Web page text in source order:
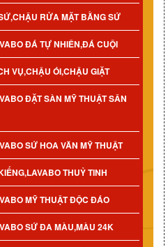
RỬA MẶT BẰNG SỨ
ĐÁ TỰ NHIÊN,ĐÁ CUỘI
VỤ,CHẬU ÓI,CHẬU GIẶT
ĐẶT SÀN MỸ THUẬT SÂN
SỨ HOA VĂN MỸ THUẬT
THUỶ TINH
MỸ THUẬT ĐỘC ĐÁO
SỨ ĐA MÀU,MÀU 24K